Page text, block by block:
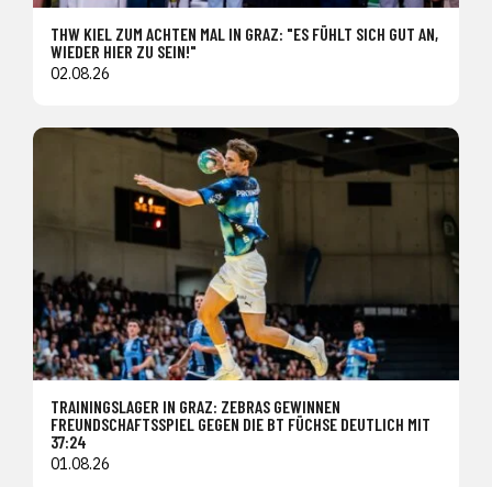
THW KIEL ZUM ACHTEN MAL IN GRAZ: "ES FÜHLT SICH GUT AN,
WIEDER HIER ZU SEIN!"
02.08.26
TRAININGSLAGER IN GRAZ: ZEBRAS GEWINNEN
FREUNDSCHAFTSSPIEL GEGEN DIE BT FÜCHSE DEUTLICH MIT
37:24
01.08.26